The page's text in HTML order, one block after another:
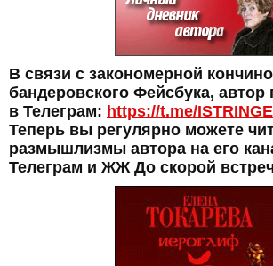
В связи с закономерной
бандеровского Фейсбука, автор
в Телеграм: https://t.me/
Теперь вы регулярно можете
размышлизмы автора на его
Телеграм и ЖЖ До скорой